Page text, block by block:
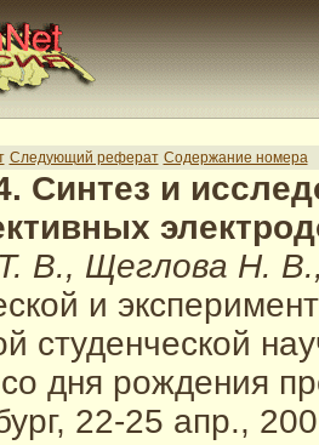
Следующий реферат Содержание номера
Синтез и
В., Щеглова Н.
и
студенческой
дня рождения
22-25 апр.,